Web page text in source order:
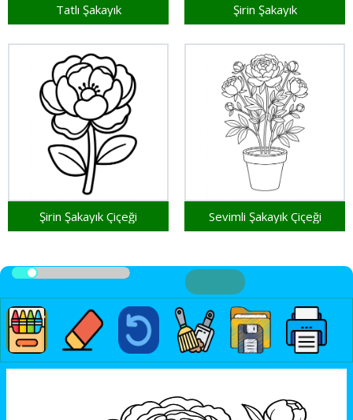
Tatlı Şakayık Şirin Şakayık
Şirin Şakayık Çiçeği Sevimli Şakayık Çiçeği